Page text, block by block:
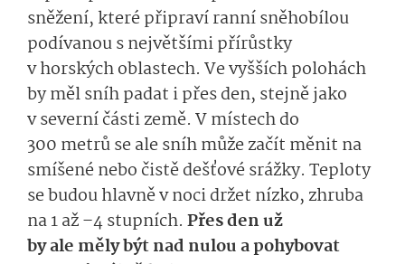
sněžení, které připraví ranní sněhobílou
podívanou s největšími přírůstky
v horských oblastech. Ve vyšších polohách
by měl sníhpadat i přes den, stejně jako
v severní části země. V místechdo
300 metrů se ale sníh může začít měnit na
smíšené nebo čistě dešťové srážky. Teploty
se budouhlavně v nocidržet nízko, zhruba
na 1 až –4 stupních. Přes den už
byale měly být nad nuloua pohybovat